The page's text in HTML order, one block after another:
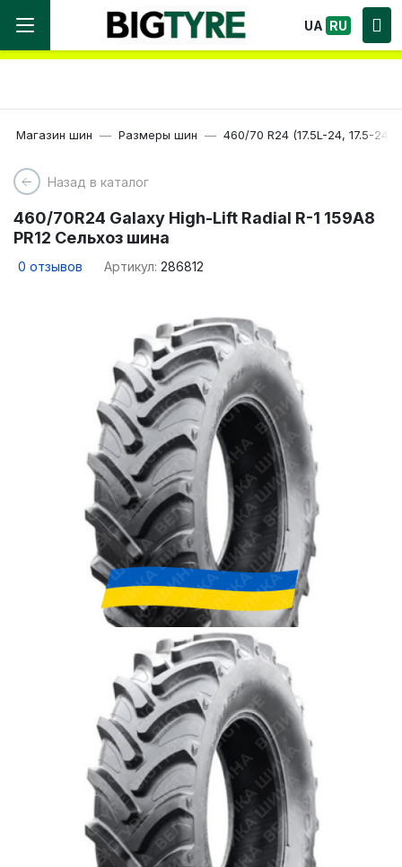
Мы работаем! Большой выбор Шин, быстрая
доставка по Украине!
UA RU
Магазин шин Размеры шин 460/70 R24 (17.5L-24, 17.5-24)
Назад в каталог
460/70R24 Galaxy High-Lift Radial R-1 159A8
PR12 Сельхоз шина
0 отзывов Артикул: 286812